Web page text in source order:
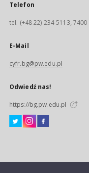
Telefon
tel. (+48 22) 234-5113, 7400
E-Mail
cyfr.bg@pw.edu.pl
Odwiedź nas!
https://bg.pw.edu.pl